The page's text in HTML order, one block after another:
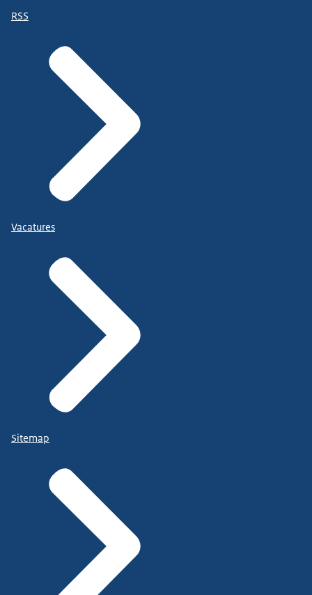
RSS
Vacatures
Sitemap